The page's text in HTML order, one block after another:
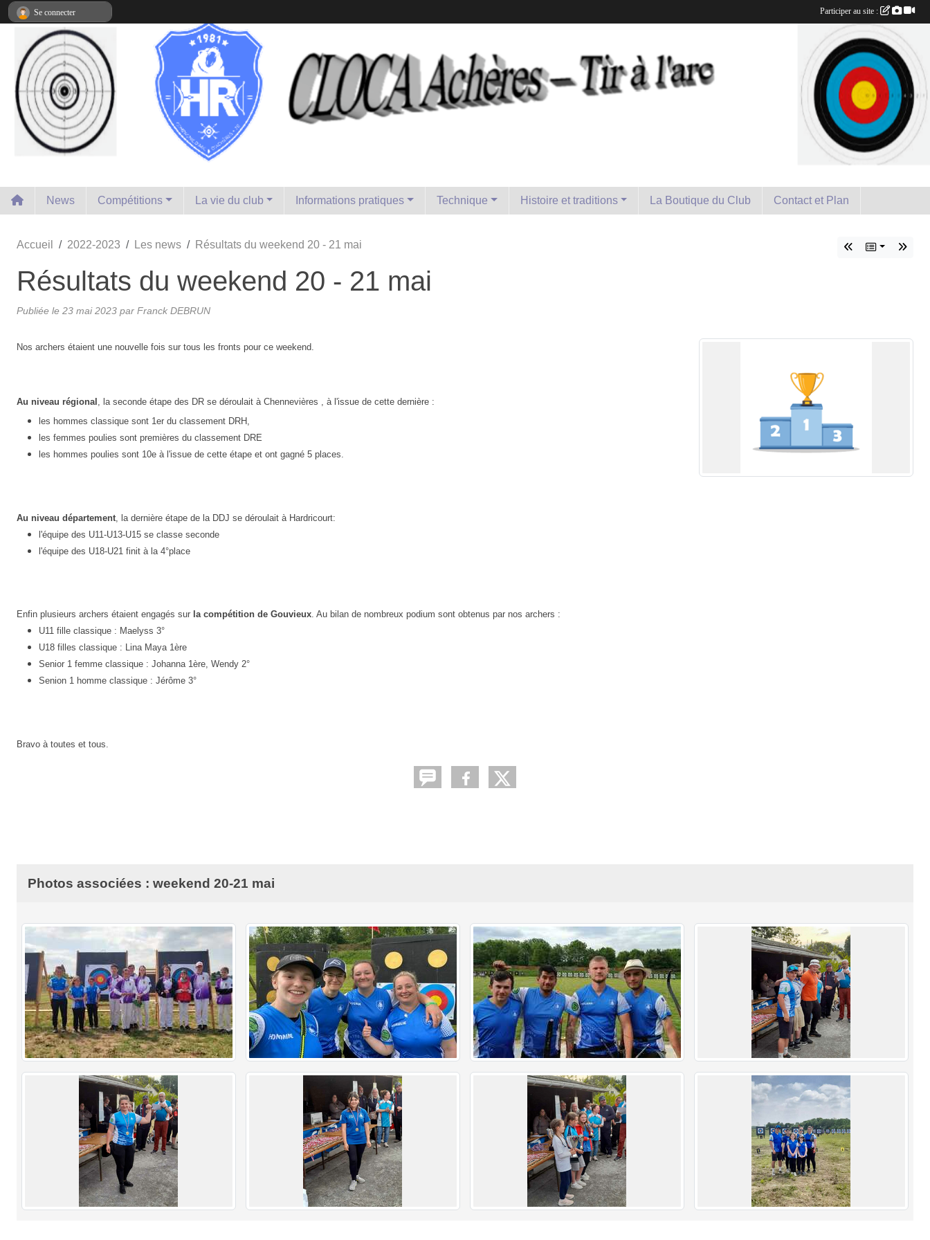
News Compétitions La vie du club Informations pratiques Technique Histoire et traditions La Boutique du Club Contact et Plan
Accueil 2022-2023 Les news Résultats du weekend 20 - 21 mai
Résultats du weekend 20 - 21 mai
Publiée le 23 mai 2023 par Franck DEBRUN
Nos archers étaient une nouvelle fois sur tous les fronts pour ce weekend.
Au niveau régional , la seconde étape des DR se déroulait à Chennevières , à l'issue de cette dernière :
les hommes classique sont 1er du classement DRH,
les femmes poulies sont premières du classement DRE
les hommes poulies sont 10e à l'issue de cette étape et ont gagné 5 places.
Au niveau département , la dernière étape de la DDJ se déroulait à Hardricourt:
l'équipe des U11-U13-U15 se classe seconde
l'équipe des U18-U21 finit à la 4°place
Enfin plusieurs archers étaient engagés sur la compétition de Gouvieux. Au bilan de nombreux podium sont obtenus par nos archers :
U11 fille classique : Maelyss 3°
U18 filles classique : Lina Maya 1ère
Senior 1 femme classique : Johanna 1ère, Wendy 2°
Senion 1 homme classique : Jérôme 3°
Bravo à toutes et tous.
Photos associées : weekend 20-21 mai
Se connecter Participer au site :
Panneau de gestion des cookies